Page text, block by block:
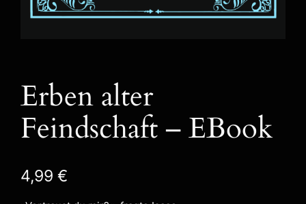
Erben alter
Feindschaft – EBook
4,99€